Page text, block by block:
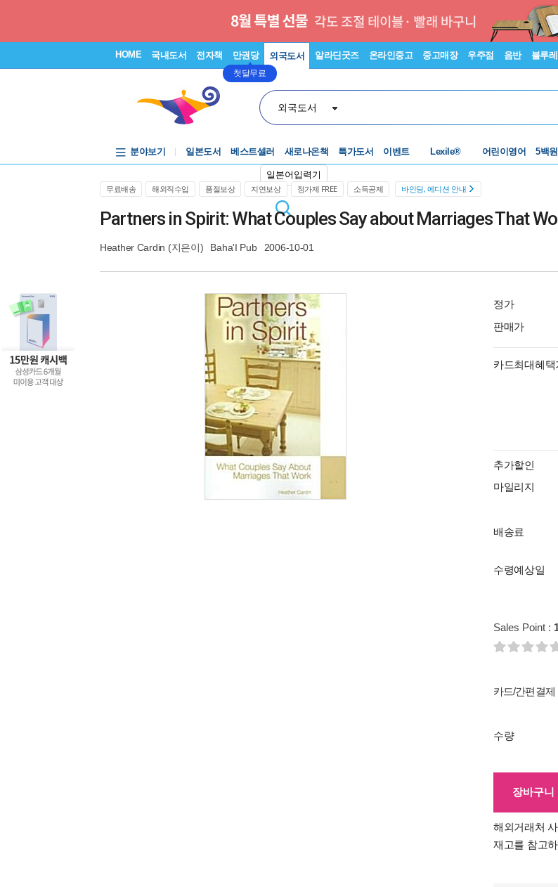
HOME 국내도서 전자책 만권당
첫달무료
외국도서 알라딘굿즈 온라인중고 중고매장 우주점 음반 블루레
외국도서
일본어입력기
분야보기 일본도서 베스트셀러 새로나온책 특가도서 이벤트
Lexile®
어린이영어
5백
무료배송 해외직수입 품절보상 지연보상 정가제 FREE 소득공제 바인딩, 에디션 안내
Partners in Spirit: What Couples Say about Marriages That
Heather Cardin (지은이) Baha'I Pub 2006-10-01
정가
판매가
카드최대혜
추가할인
마일리지
배송료
수령예상일
Sales Point :
카드/간편결제
수량
장바구니
해외거래처
재고를 참고